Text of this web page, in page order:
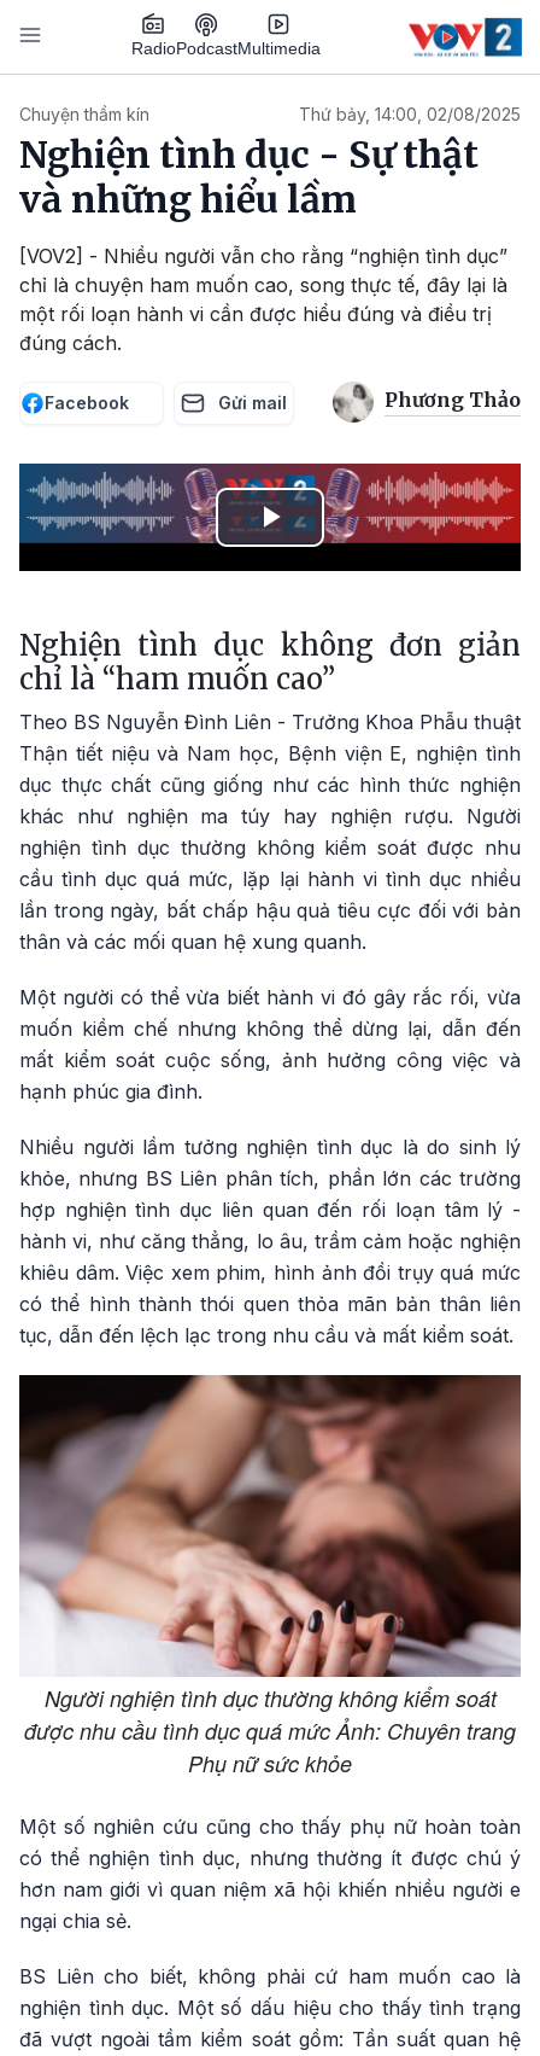
Nhảy đến nội dung
RadioPodcastMultimedia
Chuyện thầm kín Thứ bảy, 14:00, 02/08/2025
Nghiện tình dục - Sự thật
và những hiểu lầm
[VOV2] - Nhiều người vẫn cho rằng “nghiện tình dục”
chỉ là chuyện ham muốn cao, song thực tế, đây lại là
một rối loạn hành vi cần được hiểu đúng và điều trị
đúng cách.
Facebook Gửi mail Phương Thảo
Play
Nghiện tình dục không đơn giản
chỉ là “ham muốn cao”
Theo BS Nguyễn Đình Liên - Trưởng Khoa Phẫu thuật
Thận tiết niệu và Nam học, Bệnh viện E, nghiện tình
dục thực chất cũng giống như các hình thức nghiện
khác như nghiện ma túy hay nghiện rượu. Người
nghiện tình dục thường không kiểm soát được nhu
cầu tình dục quá mức, lặp lại hành vi tình dục nhiều
lần trong ngày, bất chấp hậu quả tiêu cực đối với bản
thân và các mối quan hệ xung quanh.
Một người có thể vừa biết hành vi đó gây rắc rối, vừa
muốn kiềm chế nhưng không thể dừng lại, dẫn đến
mất kiểm soát cuộc sống, ảnh hưởng công việc và
hạnh phúc gia đình.
Nhiều người lầm tưởng nghiện tình dục là do sinh lý
khỏe, nhưng BS Liên phân tích, phần lớn các trường
hợp nghiện tình dục liên quan đến rối loạn tâm lý -
hành vi, như căng thẳng, lo âu, trầm cảm hoặc nghiện
khiêu dâm. Việc xem phim, hình ảnh đồi trụy quá mức
có thể hình thành thói quen thỏa mãn bản thân liên
tục, dẫn đến lệch lạc trong nhu cầu và mất kiểm soát.
Người nghiện tình dục thường không kiểm soát
được nhu cầu tình dục quá mức Ảnh: Chuyên trang
Phụ nữ sức khỏe
Một số nghiên cứu cũng cho thấy phụ nữ hoàn toàn
có thể nghiện tình dục, nhưng thường ít được chú ý
hơn nam giới vì quan niệm xã hội khiến nhiều người e
ngại chia sẻ.
BS Liên cho biết, không phải cứ ham muốn cao là
nghiện tình dục. Một số dấu hiệu cho thấy tình trạng
đã vượt ngoài tầm kiểm soát gồm: Tần suất quan hệ